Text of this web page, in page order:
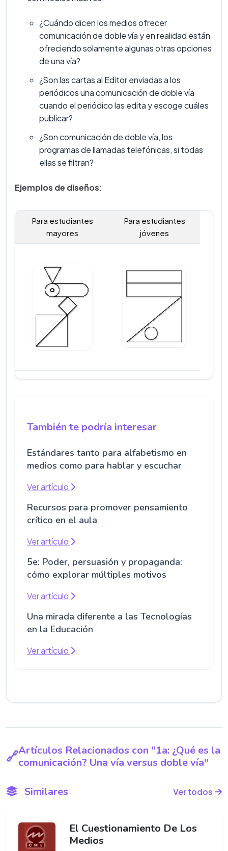
¿Cuándo dicen los medios ofrecer
comunicación de doble vía y en realidad están
ofreciendo solamente algunas otras opciones
de una vía?
¿Son las cartas al Editor enviadas a los
periódicos una comunicación de doble vía
cuando el periódico las edita y escoge cuáles
publicar?
¿Son comunicación de doble vía, los
programas de llamadas telefónicas, si todas
ellas se filtran?
Ejemplos de diseños:
Para estudiantes
mayores
Para estudiantes
jóvenes
También te podría interesar
Estándares tanto para alfabetismo en
medios como para hablar y escuchar
Ver artículo
Recursos para promover pensamiento
crítico en el aula
Ver artículo
5e: Poder, persuasión y propaganda:
cómo explorar múltiples motivos
Ver artículo
Una mirada diferente a las Tecnologías
en la Educación
Ver artículo
Artículos Relacionados con "1a: ¿Qué es la
comunicación? Una vía versus doble vía"
Similares Ver todos
El Cuestionamiento De Los
Medios